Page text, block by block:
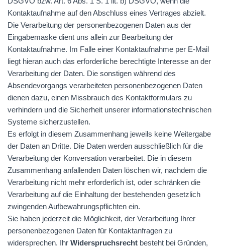
Kontaktaufnahme auf den Abschluss eines Vertrages abzielt.
Die Verarbeitung der personenbezogenen Daten aus der
Eingabemaske dient uns allein zur Bearbeitung der
Kontaktaufnahme. Im Falle einer Kontaktaufnahme per E-Mail
liegt hieran auch das erforderliche berechtigte Interesse an der
Verarbeitung der Daten. Die sonstigen während des
Absendevorgangs verarbeiteten personenbezogenen Daten
dienen dazu, einen Missbrauch des Kontaktformulars zu
verhindern und die Sicherheit unserer informationstechnischen
Systeme sicherzustellen.
Es erfolgt in diesem Zusammenhang jeweils keine Weitergabe
der Daten an Dritte. Die Daten werden ausschließlich für die
Verarbeitung der Konversation verarbeitet. Die in diesem
Zusammenhang anfallenden Daten löschen wir, nachdem die
Verarbeitung nicht mehr erforderlich ist, oder schränken die
Verarbeitung auf die Einhaltung der bestehenden gesetzlich
zwingenden Aufbewahrungspflichten ein.
Sie haben jederzeit die Möglichkeit, der Verarbeitung Ihrer
personenbezogenen Daten für Kontaktanfragen zu
widersprechen. Ihr Widerspruchsrecht besteht bei Gründen,